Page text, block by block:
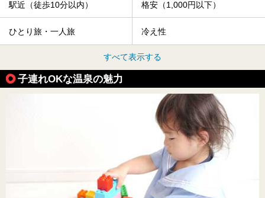
駅近（徒歩10分以内） 格安（1,000円以下）
ひとり旅・一人旅 冷え性
すべて表示する
子連れOKな温泉の魅力